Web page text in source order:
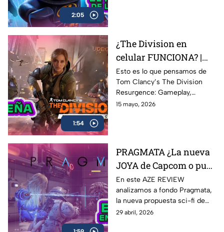
2:05
1:54
¿The Division en
celular FUNCIONA? |
Probamos Tom
Clancy's The Division
Resurgence AZE
Review
Esto es lo que pensamos de
Tom Clancy’s The Division
Resurgence: Gameplay,
gráficos, combate, mundo
15 mayo, 2026
PRAGMATA ¿La nueva
JOYA de Capcom o pura
expectativa? | AZE
Review
En este AZE REVIEW
analizamos a fondo Pragmata,
la nueva propuesta sci-fi de
Capcom que ha generado
29 abril, 2026